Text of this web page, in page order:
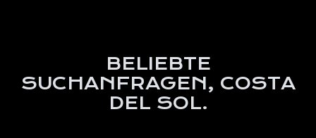
BELIEBTE
SUCHANFRAGEN, COSTA
DEL SOL.